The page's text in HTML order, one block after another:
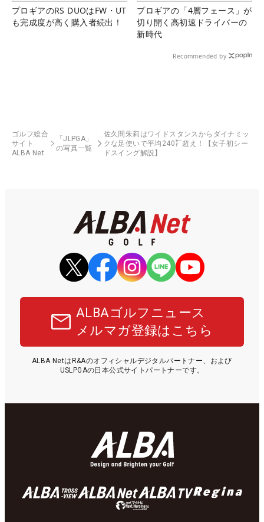
プロギアのRS DUOはFW・UT
も完成度が高く購入者続出！
プロギアの「4層フェース」が
切り開く高初速ドライバーの
新時代
Recommended by
ゴルフ総合
サイト
ALBA Net
「JLPGA」
の写真一覧
佐久間朱莉はワイドスタンスからダイナミッ
クな足使いで平均240㍎超え！【女子初シー
ドスイング解説】
ALBAゴルフニュース
メルマガ登録はこちら
ALBA NetはR&Aのオフィシャルデジタルパートナー、および
USLPGAの日本公式サイトパートナーです。